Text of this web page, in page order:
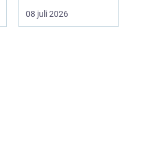
men ...
08 juli 2026